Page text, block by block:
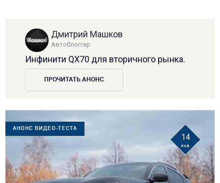
Дмитрий Машков
Автоблоггер
Инфинити QX70 для вторичного рынка.
ПРОЧИТАТЬ АНОНС
АНОНС ВИДЕО-ТЕСТА
14
янв